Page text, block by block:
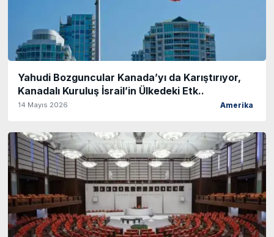
Yahudi Bozguncular Kanada’yı da Karıştırıyor,
Kanadalı Kuruluş İsrail’in Ülkedeki Etk..
14 Mayıs 2026 Amerika